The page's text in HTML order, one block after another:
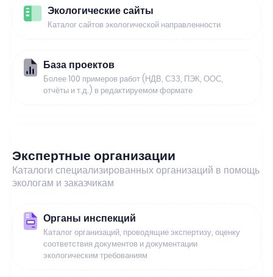
Экологические сайты
Каталог сайтов экологической направленности
База проектов
Более 100 примеров работ (НДВ, СЗЗ, ПЭК, ООС,
отчёты и т.д.) в редактируемом формате
Экспертные организации
Каталоги специализированных организаций в помощь
экологам и заказчикам
Органы инспекций
Каталог организаций, проводящие экспертизу, оценку
соответствия документов и документации
экологическим требованиям